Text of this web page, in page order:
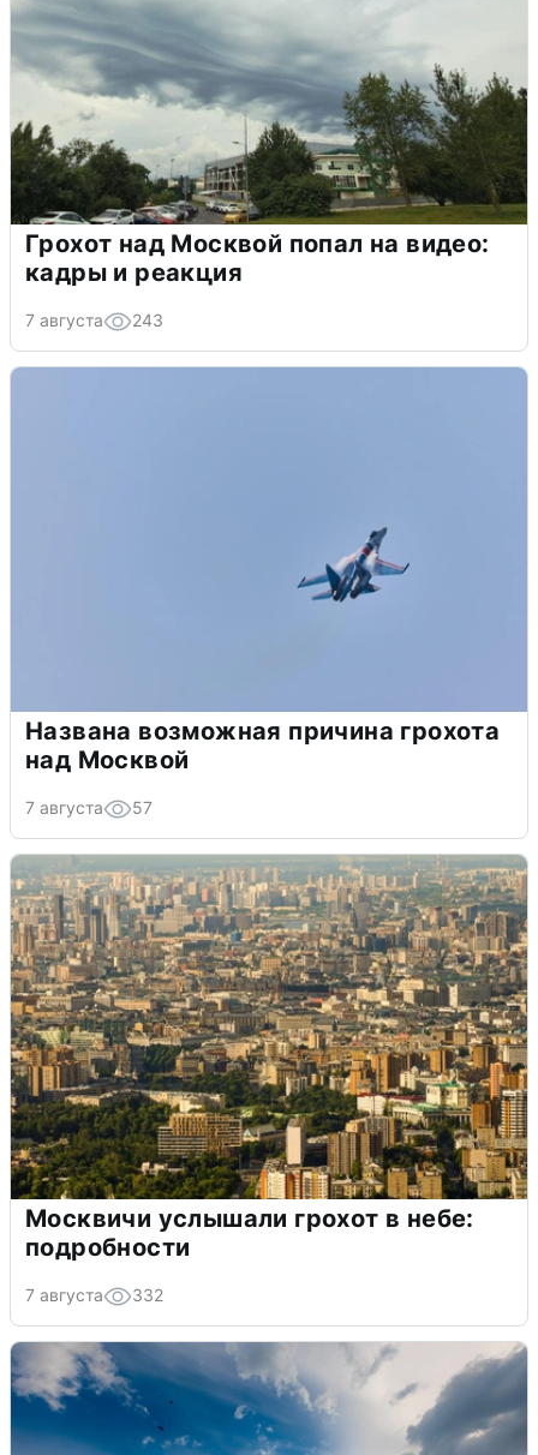
Грохот над Москвой попал на видео:
кадры и реакция
7 августа 243
Названа возможная причина грохота
над Москвой
7 августа 57
Москвичи услышали грохот в небе:
подробности
7 августа 332